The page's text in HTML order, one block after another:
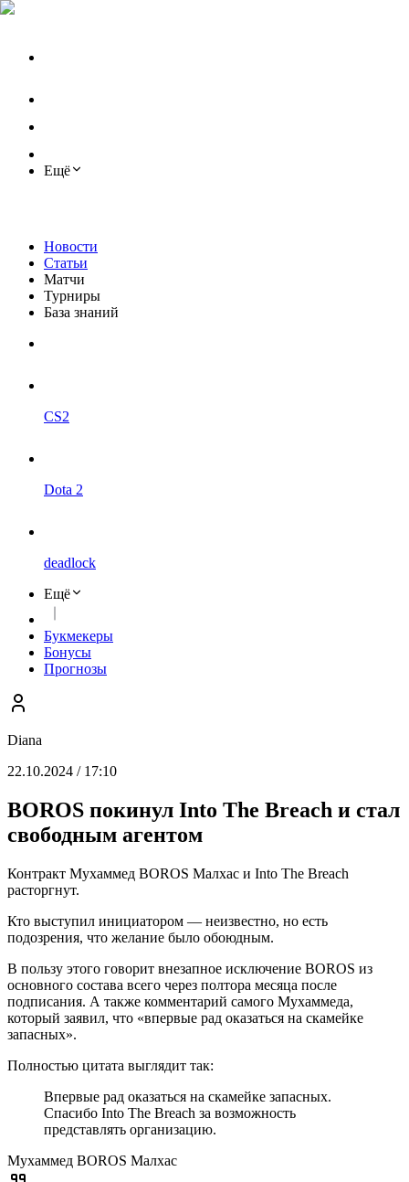
Ещё
Новости
Статьи
Матчи
Турниры
База знаний
CS2
Dota 2
deadlock
Ещё
Букмекеры
Бонусы
Прогнозы
Diana
22.10.2024 / 17:10
BOROS покинул Into The Breach и стал
свободным агентом
Контракт Мухаммед BOROS Малхас и Into The Breach
расторгнут.
Кто выступил инициатором — неизвестно, но есть
подозрения, что желание было обоюдным.
В пользу этого говорит внезапное исключение BOROS из
основного состава всего через полтора месяца после
подписания. А также комментарий самого Мухаммеда,
который заявил, что «впервые рад оказаться на скамейке
запасных».
Полностью цитата выглядит так:
Впервые рад оказаться на скамейке запасных.
Спасибо Into The Breach за возможность
представлять организацию.
Мухаммед BOROS Малхас